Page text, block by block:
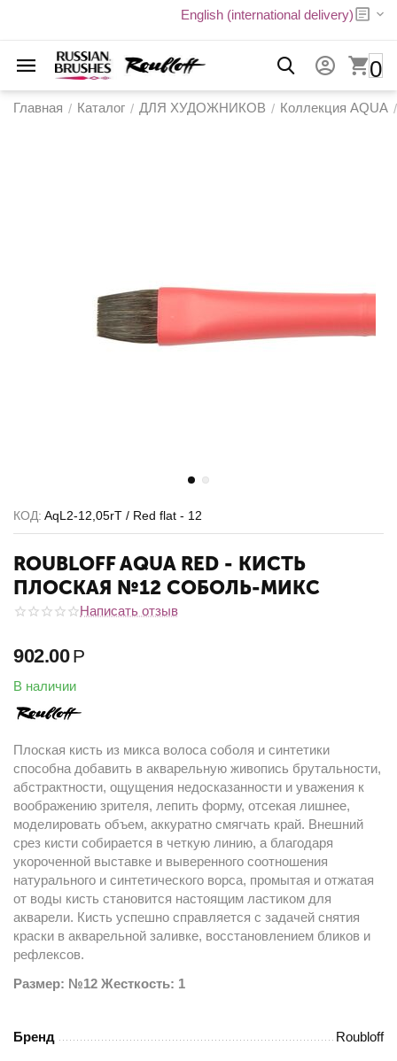
English (international delivery)
0
Главная / Каталог / ДЛЯ ХУДОЖНИКОВ / Коллекция AQUA /
КОД: AqL2-12,05rT / Red flat - 12
ROUBLOFF AQUA RED - КИСТЬ
ПЛОСКАЯ №12 СОБОЛЬ-МИКС
Написать отзыв
902.00 Р
В наличии
Плоская кисть из микса волоса соболя и синтетики
способна добавить в акварельную живопись брутальности,
абстрактности, ощущения недосказанности и уважения к
воображению зрителя, лепить форму, отсекая лишнее,
моделировать объем, аккуратно смягчать край. Внешний
срез кисти собирается в четкую линию, а благодаря
укороченной выставке и выверенного соотношения
натурального и синтетического ворса, промытая и отжатая
от воды кисть становится настоящим ластиком для
акварели. Кисть успешно справляется с задачей снятия
краски в акварельной заливке, восстановлением бликов и
рефлексов.
Размер: №12 Жесткость: 1
Бренд Roubloff